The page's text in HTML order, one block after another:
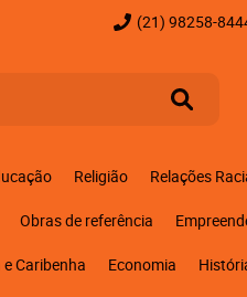
(21) 98258-
Religião Relações
Obras de referência
Caribenha Economia